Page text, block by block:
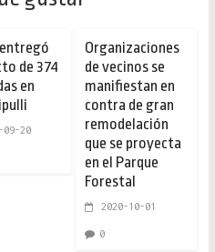
de 374
en
09-20
Organizaciones
de vecinos se
manifiestan en
contra de gran
remodelación
que se proyecta
en el Parque
Forestal
2020-10-01
0